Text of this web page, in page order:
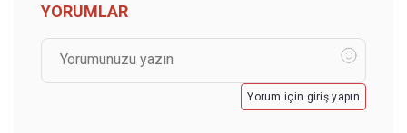
YORUMLAR
Yorum için giriş yapın